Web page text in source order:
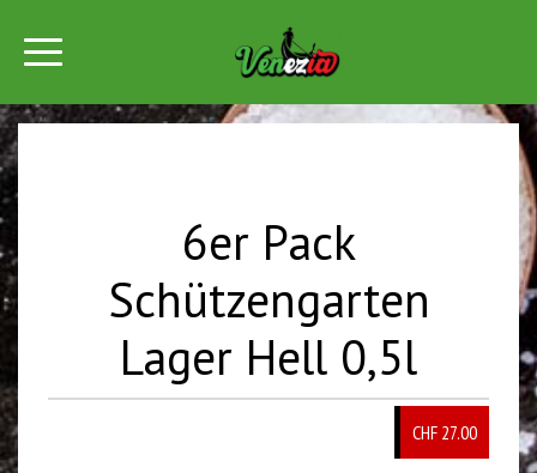
6er Pack
Schützengarten
Lager Hell 0,5l
CHF 27.00